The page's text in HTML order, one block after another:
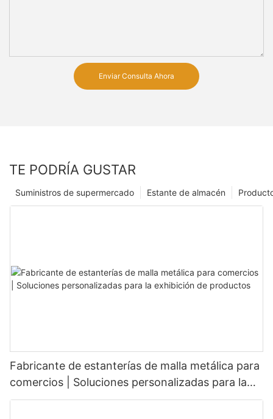
Enviar Consulta Ahora
TE PODRÍA GUSTAR
Estante de almacén
Suministros de supermercado
Fabricante de estanterías de malla metálica para
comercios | Soluciones personalizadas para la
exhibición de productos